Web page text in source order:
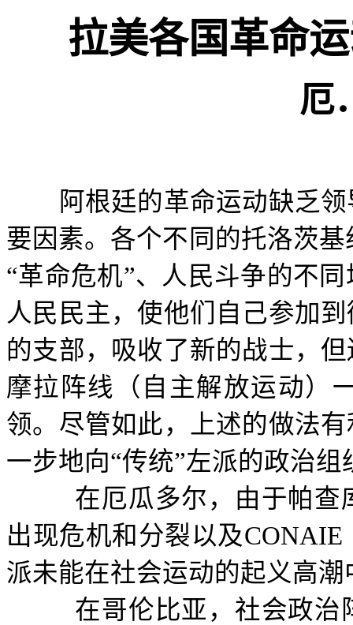
拉美各国革命
厄
阿根廷的革命运动缺乏领
要因素。各个不同的托洛茨基
“革命危机”、人民斗争的不
人民民主，使他们自己参加
的支部，吸收了新的战士，
摩拉阵线（自主解放运动）
领。尽管如此，上述的做法
一步地向“传统”左派的政治组
在厄瓜多尔，由于帕查
出现危机和分裂以及CONAIE
派未能在社会运动的起义高
在哥伦比亚，社会政治